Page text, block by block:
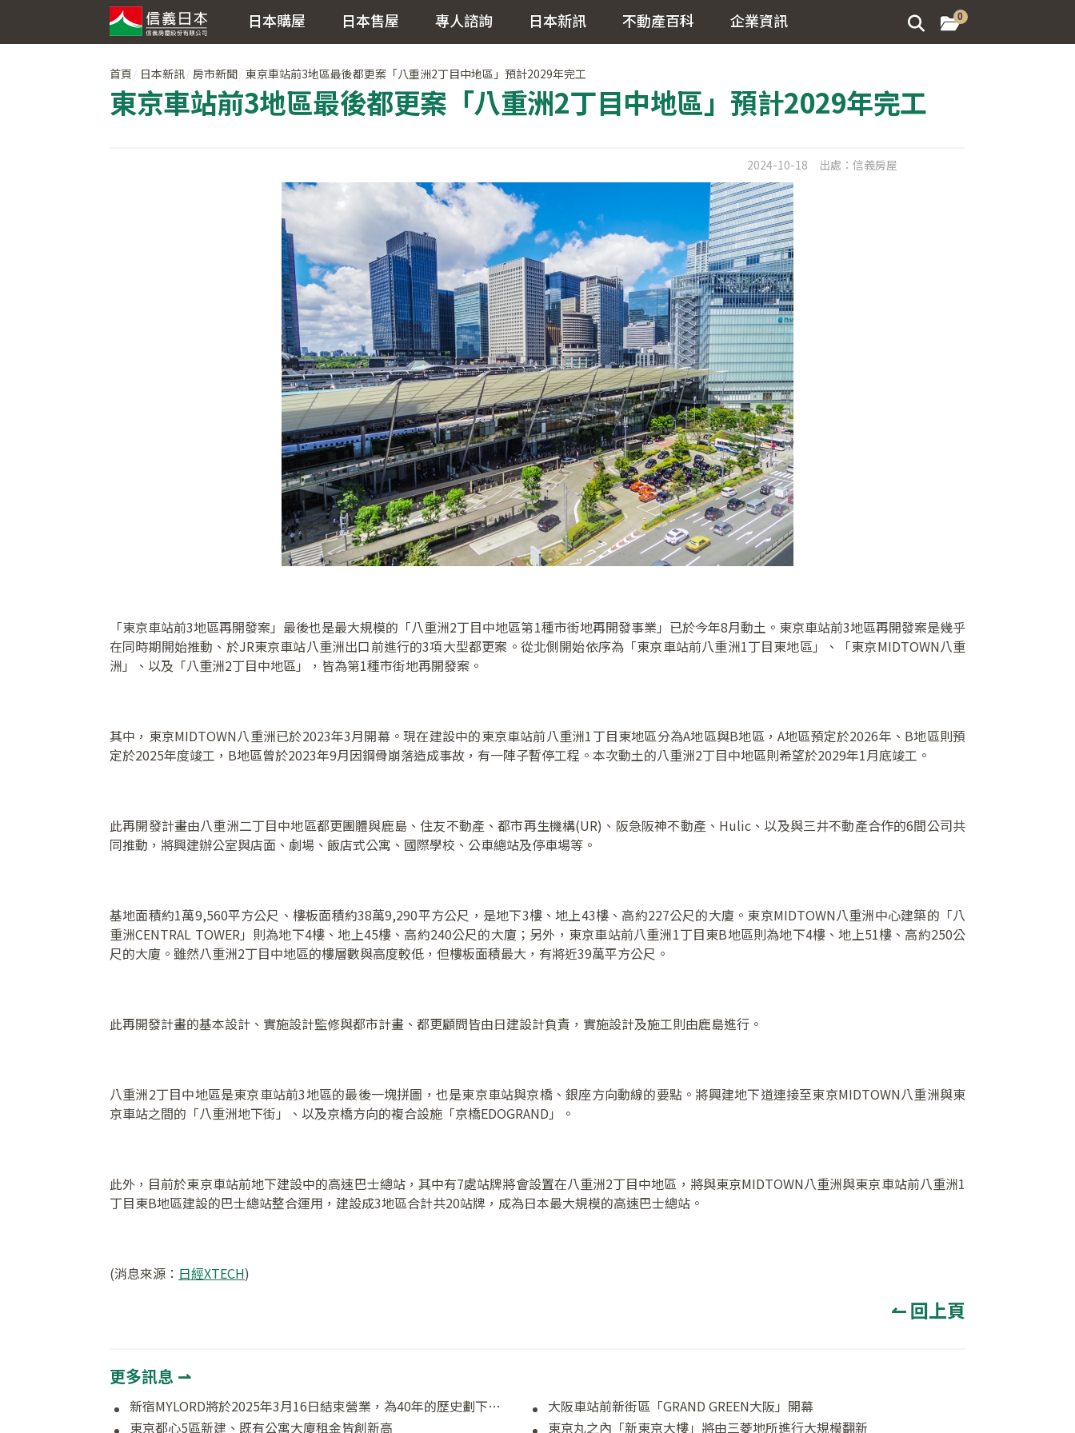
日本購屋 日本售屋 專人諮詢 日本新訊 不動產百科 企業資訊 0
首頁 日本新訊 房市新聞 東京車站前3地區最後都更案「八重洲2丁目中地區」預計2029年完工
東京車站前3地區最後都更案「八重洲2丁目中地區」預計2029年完工
2024-10-18 出處： 信義房屋
「東京車站前3地區再開發案」最後也是最大規模的「八重洲2丁目中地區第1種市街地再開發事業」已於今年8月動土。東京車站前3地區再開發案是幾乎
在同時期開始推動、於JR東京車站八重洲出口前進行的3項大型都更案。從北側開始依序為「東京車站前八重洲1丁目東地區」、「東京MIDTOWN八重
洲」、以及「八重洲2丁目中地區」，皆為第1種市街地再開發案。
其中，東京MIDTOWN八重洲已於2023年3月開幕。現在建設中的東京車站前八重洲1丁目東地區分為A地區與B地區，A地區預定於2026年、B地區則預
定於2025年度竣工，B地區曾於2023年9月因鋼骨崩落造成事故，有一陣子暫停工程。本次動土的八重洲2丁目中地區則希望於2029年1月底竣工。
此再開發計畫由八重洲二丁目中地區都更團體與鹿島、住友不動產、都市再生機構(UR)、阪急阪神不動產、Hulic、以及與三井不動產合作的6間公司共
同推動，將興建辦公室與店面、劇場、飯店式公寓、國際學校、公車總站及停車場等。
基地面積約1萬9,560平方公尺、樓板面積約38萬9,290平方公尺，是地下3樓、地上43樓、高約227公尺的大廈。東京MIDTOWN八重洲中心建築的「八
重洲CENTRAL TOWER」則為地下4樓、地上45樓、高約240公尺的大廈；另外，東京車站前八重洲1丁目東B地區則為地下4樓、地上51樓、高約250公
尺的大廈。雖然八重洲2丁目中地區的樓層數與高度較低，但樓板面積最大，有將近39萬平方公尺。
此再開發計畫的基本設計、實施設計監修與都市計畫、都更顧問皆由日建設計負責，實施設計及施工則由鹿島進行。
八重洲2丁目中地區是東京車站前3地區的最後一塊拼圖，也是東京車站與京橋、銀座方向動線的要點。將興建地下道連接至東京MIDTOWN八重洲與東
京車站之間的「八重洲地下街」、以及京橋方向的複合設施「京橋EDOGRAND」。
此外，目前於東京車站前地下建設中的高速巴士總站，其中有7處站牌將會設置在八重洲2丁目中地區，將與東京MIDTOWN八重洲與東京車站前八重洲1
丁目東B地區建設的巴士總站整合運用，建設成3地區合計共20站牌，成為日本最大規模的高速巴士總站。
(消息來源： 日經XTECH)
↼ 回上頁
更多訊息 ⇀
新宿MYLORD將於2025年3月16日結束營業，為40年的歷史劃下句點
大阪車站前新街區「GRAND GREEN大阪」開幕
東京都心5區新建、既有公寓大廈租金皆創新高
東京丸之內「新東京大樓」將由三菱地所進行大規模翻新